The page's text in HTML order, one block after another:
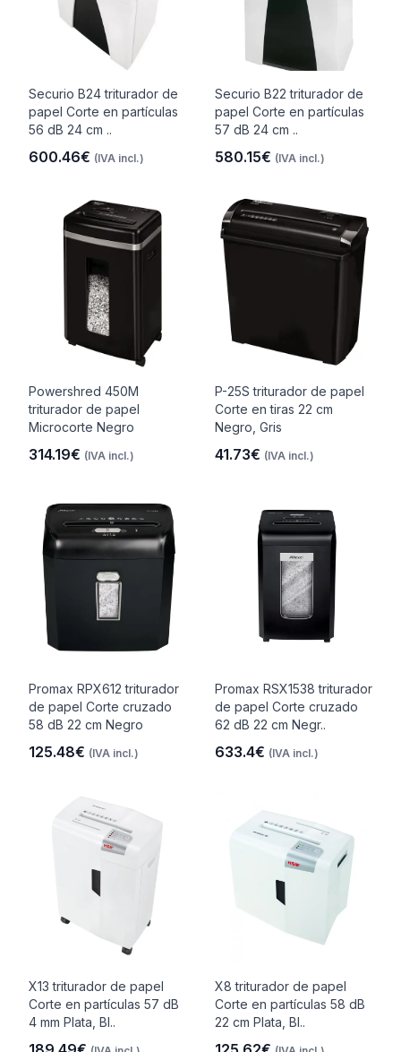
Securio B24 triturador de
papel Corte en partículas
56 dB 24 cm ..
600.46€ (IVA incl.)
Securio B22 triturador de
papel Corte en partículas
57 dB 24 cm ..
580.15€ (IVA incl.)
Powershred 450M
triturador de papel
Microcorte Negro
314.19€ (IVA incl.)
P-25S triturador de papel
Corte en tiras 22 cm
Negro, Gris
41.73€ (IVA incl.)
Promax RPX612 triturador
de papel Corte cruzado
58 dB 22 cm Negro
125.48€ (IVA incl.)
Promax RSX1538 triturador
de papel Corte cruzado
62 dB 22 cm Negr..
633.4€ (IVA incl.)
X13 triturador de papel
Corte en partículas 57 dB
4 mm Plata, Bl..
X8 triturador de papel
Corte en partículas 58 dB
22 cm Plata, Bl..